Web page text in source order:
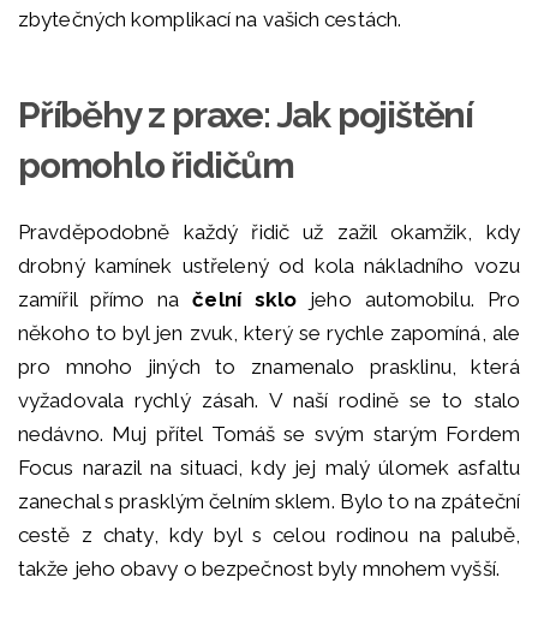
zbytečných komplikací na vašich cestách.
Příběhy z praxe: Jak pojištění
pomohlo řidičům
Pravděpodobně každý řidič už zažil okamžik, kdy
drobný kamínek ustřelený od kola nákladního vozu
zamířil přímo načelní sklo jeho automobilu. Pro
někoho to byl jen zvuk, který se rychle zapomíná, ale
pro mnoho jiných to znamenalo prasklinu, která
vyžadovala rychlý zásah. V naší rodině se to stalo
nedávno. Muj přítel Tomáš se svým starým Fordem
Focus narazil na situaci, kdy jej malý úlomek asfaltu
zanechal s prasklým čelním sklem. Bylo to na zpáteční
cestě z chaty, kdy byl s celou rodinou na palubě,
takže jeho obavy o bezpečnost byly mnohem vyšší.